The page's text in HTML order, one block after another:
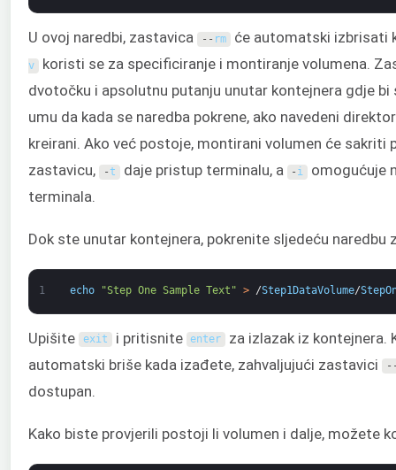
U ovoj naredbi, zastavica -- rm će automatski izbrisati
v koristi se za specificiranje i montiranje volumena.
dvotočku i apsolutnu putanju unutar kontejnera gdje
umu da kada se naredba pokrene, ako navedeni
kreirani. Ako već postoje, montirani volumen će
zastavicu,
-t daje pristup terminalu, a - i
omogućuje
terminala.
Dok ste unutar kontejnera, pokrenite sljedeću naredbu
1 echo "Step One Sample Text" > /Step1DataVolume/
Upišite exit i pritisnite enter
za izlazak iz kontejnera.
automatski briše kada izađete, zahvaljujući zastavici
dostupan.
Kako biste provjerili postoji li volumen i dalje, možete